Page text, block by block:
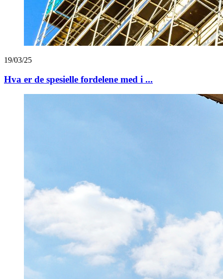
19/03/25
Hva er de spesielle fordelene med i ...